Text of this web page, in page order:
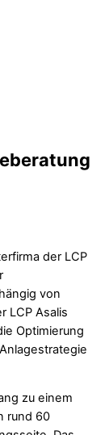
der LCP
von
LCP Asalis
Optimierung
zu einem
rund 60